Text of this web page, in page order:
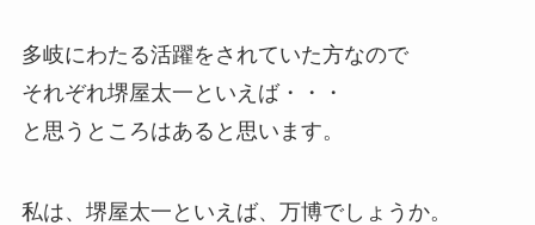
多岐にわたる活躍をされていた方なので
それぞれ堺屋太一といえば・・・
と思うところはあると思います。
私は、堺屋太一といえば、万博でしょうか。